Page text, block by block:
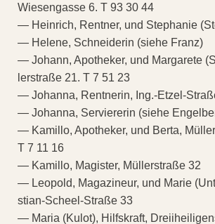
Wiesengasse 6. T 93 30 44
— Heinrich, Rentner, und Stephanie
— Helene, Schneiderin (siehe Franz)
— Johann, Apotheker, und Margarete
lerstraße 21. T 7 51 23
— Johanna, Rentnerin, Ing.-Etzel-
— Johanna, Serviererin (siehe
— Kamillo, Apotheker, und Berta,
T 7 11 16
— Kamillo, Magister, Müllerstraße 32
— Leopold, Magazineur, und Marie
stian-Scheel-Straße 33
— Maria (Kulot), Hilfskraft,